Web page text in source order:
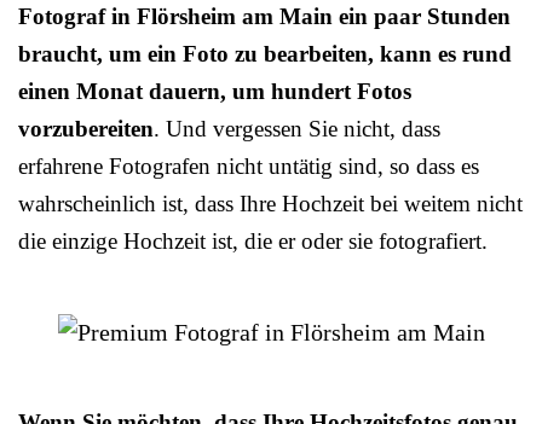
Fotograf in Flörsheim am Main ein paar Stunden
braucht, um ein Foto zu bearbeiten, kann es rund
einen Monat dauern, um hundert Fotos
vorzubereiten. Und vergessen Sie nicht, dass
erfahrene Fotografen nicht untätig sind, so dass es
wahrscheinlich ist, dass Ihre Hochzeit bei weitem nicht
die einzige Hochzeit ist, die er oder sie fotografiert.